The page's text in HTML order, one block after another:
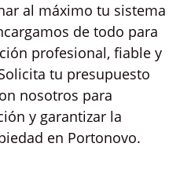
al máximo tu sistema
de todo para
profesional, fiable y
tu presupuesto
nosotros para
y garantizar la
en Portonovo.